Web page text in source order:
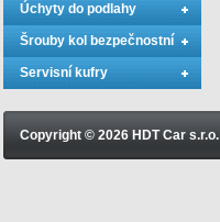
Úchyty do podlahy
Šrouby kol bezpečnostní
Servisní kufry
Copyright © 2026 HDT Car s.r.o.